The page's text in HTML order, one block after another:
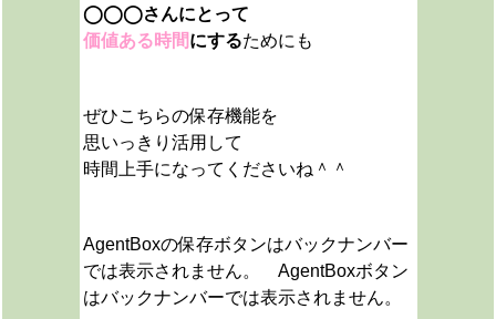
◯◯◯さんにとって
価値ある時間にするためにも
ぜひこちらの保存機能を
思いっきり活用して
時間上手になってくださいね＾＾
AgentBoxの保存ボタンはバックナンバー
では表示されません。 AgentBoxボタン
はバックナンバーでは表示されません。